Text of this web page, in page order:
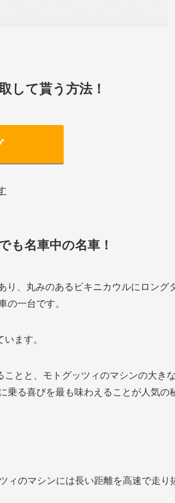
して貰う方法！
名車中の名車！
り、丸みのあるビキニカウルにロング
の一台です。
ます。
とと、モトグッツィのマシンの大き
乗る喜びを最も味わえることが人気の
ィのマシンには長い距離を高速で走り